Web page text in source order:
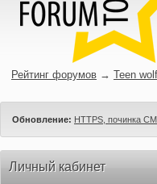
Рейтинг форумов → Teen
Обновление: HTTPS, починка
Личный кабинет